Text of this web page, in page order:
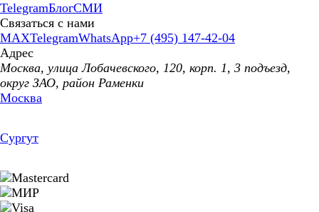
TelegramБлогСМИ
Связаться с нами
MAXTelegramWhatsApp+7 (495) 147-42-04
Адрес
Москва, улица Лобачевского, 120, корп. 1, 3 подъезд,
округ ЗАО, район Раменки
Москва
Сургут